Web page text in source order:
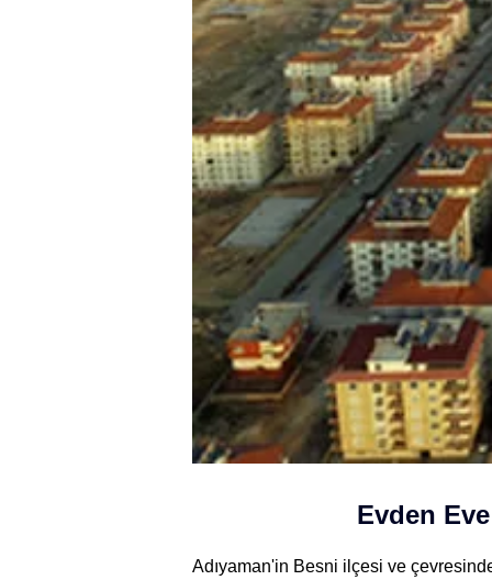
Evden
Adıyaman'in Besni ilçesi ve